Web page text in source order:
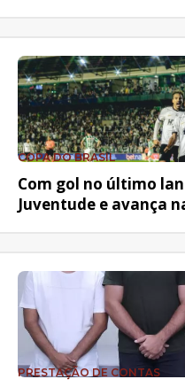
COPA DO BRASIL
Com gol no último
Juventude e avança
PRESTAÇÃO DE CONTAS